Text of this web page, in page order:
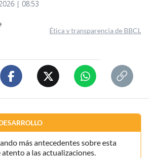
| 08:53
Ética y transparencia de BBCL
más antecedentes sobre esta
a las actualizaciones.